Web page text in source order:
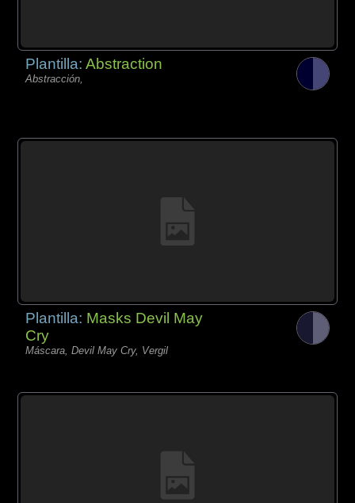
Plantilla:Abstraction
Abstracción,
Plantilla: Masks Devil May
Cry
Máscara, Devil May Cry, Vergil